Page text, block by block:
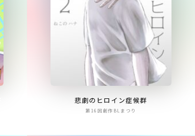
悲劇のヒロイン症候群
第16回創作BLまつり